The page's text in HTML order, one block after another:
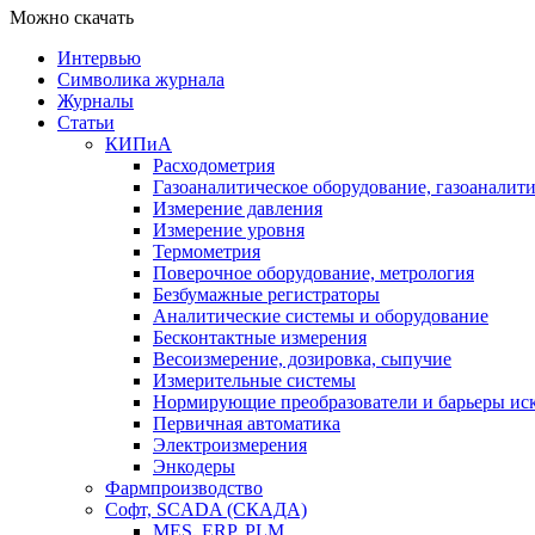
Можно скачать
Интервью
Символика журнала
Журналы
Статьи
КИПиА
Расходометрия
Газоаналитическое оборудование,
Измерение давления
Измерение уровня
Термометрия
Поверочное оборудование, метрология
Безбумажные регистраторы
Аналитические системы и оборудование
Бесконтактные измерения
Весоизмерение, дозировка, сыпучие
Измерительные системы
Нормирующие преобразователи и барьеры
Первичная автоматика
Электроизмерения
Энкодеры
Фармпроизводство
Софт, SCADA (СКАДА)